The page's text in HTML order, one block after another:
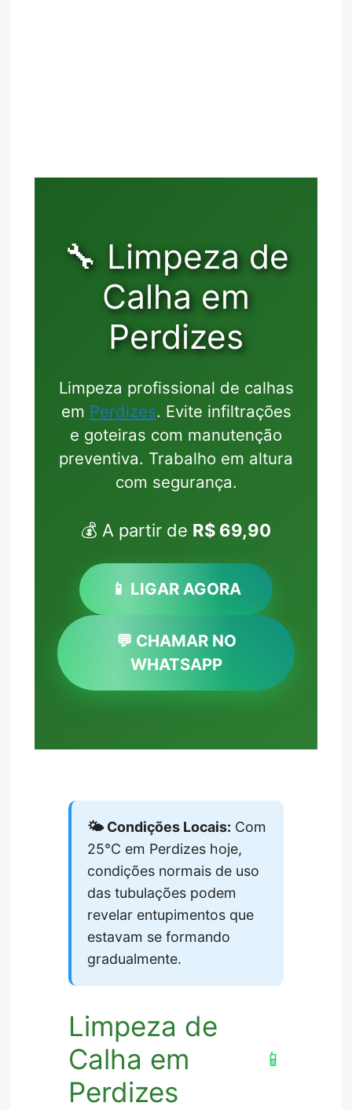
🔧 Limpeza de
Calha em
Perdizes
Limpeza profissional de calhas
em Perdizes. Evite infiltrações
e goteiras com manutenção
preventiva. Trabalho em altura
com segurança.
💰 A partir de R$ 69,90
📱 LIGAR AGORA
💬 CHAMAR NO
WHATSAPP
🌤️ Condições Locais: Com
25°C em Perdizes hoje,
condições normais de uso
das tubulações podem
revelar entupimentos que
estavam se formando
gradualmente.
Limpeza de
Calha em
Perdizes
📱